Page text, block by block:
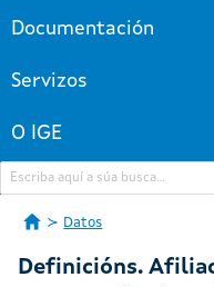
Documentación
Servizos
O IGE
Datos
Definicións.